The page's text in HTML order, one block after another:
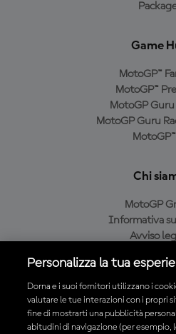
Game
MotoGP™
MotoGP™
MotoGP
MotoGP Guru
Chi
MotoGP
Informativa
Avviso
Condizioni di
Scarica l'app
Personalizza la tua
Dorna e i suoi fornitori utilizzano i
valutare le tue interazioni con i propri
fine di mostrarti una pubblicità
abitudini di navigazione (per esempio,